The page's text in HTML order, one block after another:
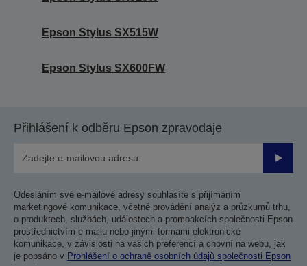
Epson Stylus SX515W
Epson Stylus SX600FW
Přihlášení k odběru Epson zpravodaje
Odesláním své e-mailové adresy souhlasíte s přijímáním
marketingové komunikace, včetně provádění analýz a průzkumů trhu,
o produktech, službách, událostech a promoakcích společnosti Epson
prostřednictvím e-mailu nebo jinými formami elektronické
komunikace, v závislosti na vašich preferencí a chovní na webu, jak
je popsáno v Prohlášení o ochraně osobních údajů společnosti Epson